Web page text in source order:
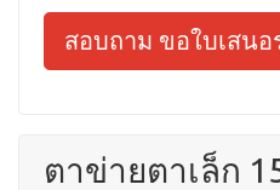
สอบถาม ขอใบเสนอ
ตาข่ายตาเล็ก